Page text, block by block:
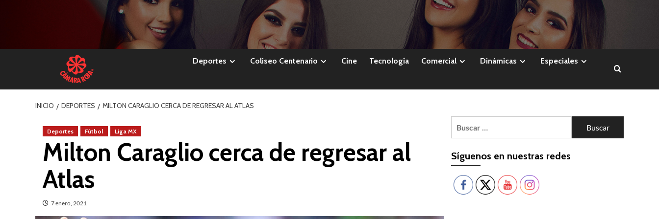
Deportes Coliseo Centenario Cine Tecnología Comercial Dinámicas Especiales
INICIO DEPORTES MILTON CARAGLIO CERCA DE REGRESAR AL ATLAS
Deportes Fútbol Liga MX
Milton Caraglio cerca de regresar al
Atlas
7 enero, 2021
Síguenos en nuestras redes